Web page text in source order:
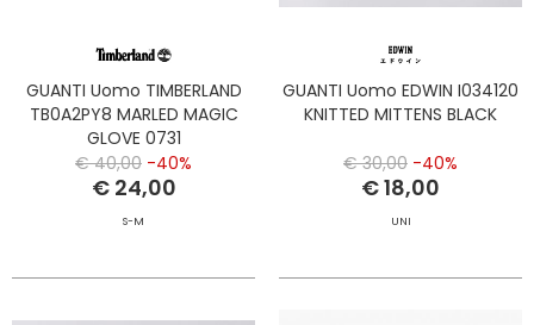
GUANTI Uomo TIMBERLAND
TB0A2PY8 MARLED MAGIC
GLOVE 0731
€ 40,00 -40%
€ 24,00
S-M
GUANTI Uomo EDWIN I034120
KNITTED MITTENS BLACK
€ 30,00 -40%
€ 18,00
UNI